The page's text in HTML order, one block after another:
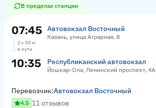
В пределах станции
07:45 Автовокзал Восточный
Казань, улица Аграрная, 8
2 ч 50 м
в пути
10:35 Республиканский автовокзал
Йошкар-Ола, Ленинский проспект, 4А
Перевозчик:Автовокзал Восточный
4.5 11 отзывов